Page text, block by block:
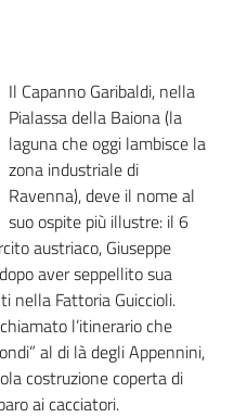
Il Capanno Garibaldi, nella
Pialassa della Baiona (la
laguna che oggi lambisce la
zona industriale di
Ravenna), deve il nome al
suo ospite più illustre: il 6
austriaco, Giuseppe
aver seppellito sua
nella Fattoria Guiccioli.
l’itinerario che
al di là degli Appennini,
costruzione coperta di
ai cacciatori.